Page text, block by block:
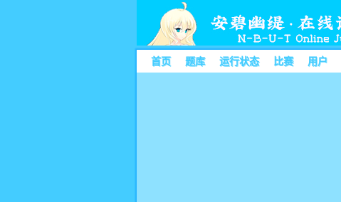
首页 题库 运行状态 比赛 用户